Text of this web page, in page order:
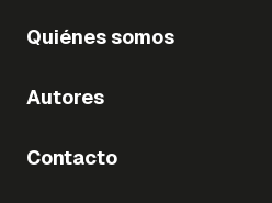
Quiénes somos
Autores
Contacto